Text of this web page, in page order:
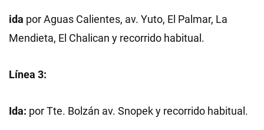
ida por Aguas Calientes, av. Yuto, El Palmar, La
Mendieta, El Chalican y recorrido habitual.
Línea 3:
Ida: por Tte. Bolzán av. Snopek y recorrido habitual.